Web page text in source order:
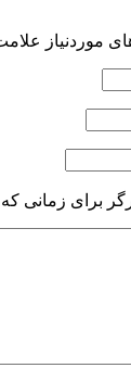
موردنیاز
برای زمانی